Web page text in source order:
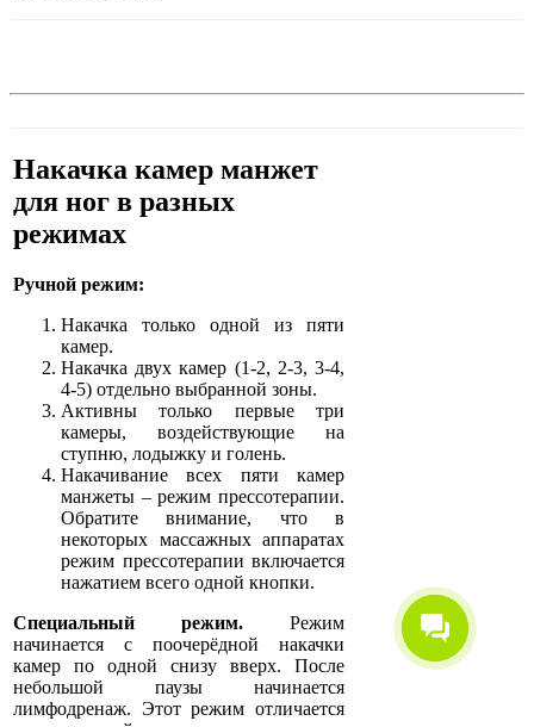
Накачка камер манжет
для ног в разных
режимах
Ручной режим:
Накачка только одной из пяти
камер.
Накачка двух камер (1-2, 2-3, 3-4,
4-5) отдельно выбранной зоны.
Активны только первые три
камеры, воздействующие на
ступню, лодыжку и голень.
Накачивание всех пяти камер
манжеты – режим прессотерапии.
Обратите внимание, что в
некоторых массажных аппаратах
режим прессотерапии включается
нажатием всего одной кнопки.
Специальный режим.Режим
начинается с поочерёдной накачки
камер по одной снизу вверх. После
небольшой паузы начинается
лимфодренаж. Этот режим отличается